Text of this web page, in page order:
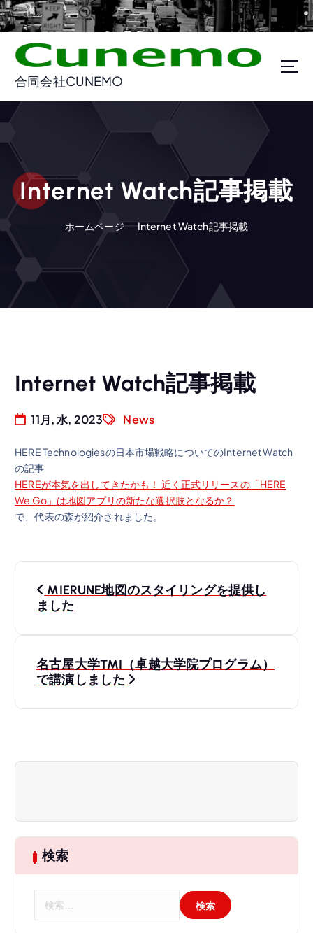
コ
ン
ス
キ
合同会社CUNEMO
Internet Watch記事掲載
ホームページ Internet Watch記事掲載
Internet Watch記事掲載
11月, 水, 2023 News
HERE Technologiesの日本市場戦略についてのInternet Watch
の記事
HEREが本気を出してきたかも！ 近く正式リリースの「HERE
We Go」は地図アプリの新たな選択肢となるか？
で、代表の森が紹介されました。
ビ
ゲ
ョ
MIERUNE地図のスタイリングを提供し
ました
名古屋大学TMI（卓越大学院プログラム）
で講演しました
検索